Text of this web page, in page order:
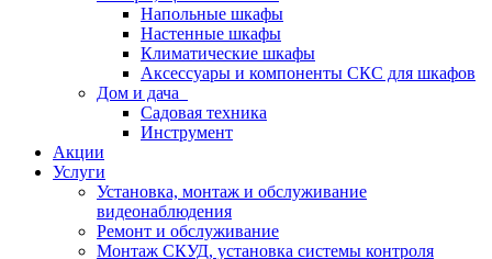
Напольные шкафы
Настенные шкафы
Климатические шкафы
Аксессуары и компоненты СКС для шкафов
Дом и дача
Садовая техника
Инструмент
Акции
Услуги
Установка, монтаж и обслуживание
видеонаблюдения
Ремонт и обслуживание
Монтаж СКУД, установка системы контроля